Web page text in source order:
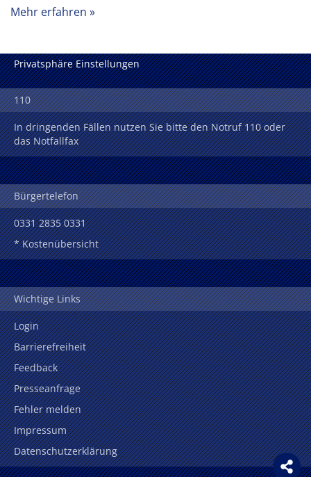
Mehr erfahren
Privatsphäre Einstellungen
110
In dringenden Fällen nutzen Sie bitte den Notruf 110 oder
das Notfallfax
Bürgertelefon
0331 2835 0331
* Kostenübersicht
Wichtige Links
Login
Barrierefreiheit
Feedback
Presseanfrage
Fehler melden
Impressum
Datenschutzerklärung